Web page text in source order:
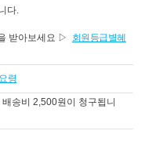
다.
받아보세요 ▷
회원등급별혜
령
송비 2,500원이 청구됩니